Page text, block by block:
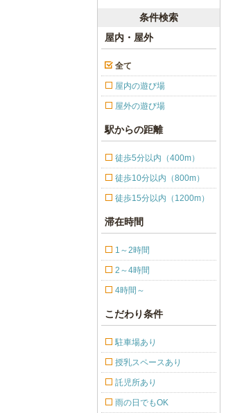
条件検索
屋内・屋外
全て
屋内の遊び場
屋外の遊び場
駅からの距離
徒歩5分以内（400m）
徒歩10分以内（800m）
徒歩15分以内（1200m）
滞在時間
1～2時間
2～4時間
4時間～
こだわり条件
駐車場あり
授乳スペースあり
託児所あり
雨の日でもOK